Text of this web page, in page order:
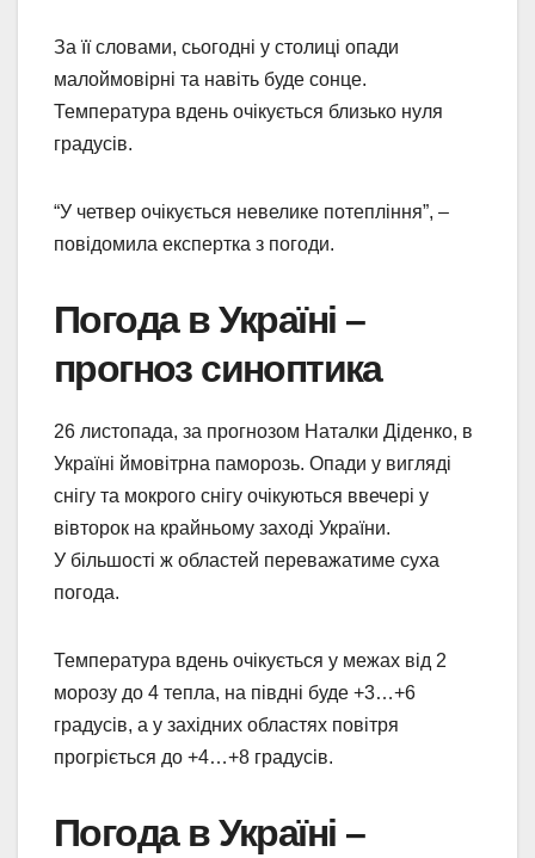
За її словами, сьогодні у столиці опади
малоймовірні та навіть буде сонце.
Температура вдень очікується близько нуля
градусів.
“У четвер очікується невелике потепління”, –
повідомила експертка з погоди.
Погода в Україні –
прогноз синоптика
26 листопада, за прогнозом Наталки Діденко, в
Україні ймовітрна паморозь. Опади у вигляді
снігу та мокрого снігу очікуються ввечері у
вівторок на крайньому заході України.
У більшості ж областей переважатиме суха
погода.
Температура вдень очікується у межах від 2
морозу до 4 тепла, на півдні буде +3…+6
градусів, а у західних областях повітря
прогріється до +4…+8 градусів.
Погода в Україні –